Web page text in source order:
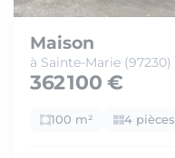
Maison
à Sainte-Marie (97230)
362 100 €
100 m² 4 pièces